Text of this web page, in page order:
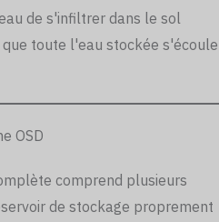
de s'infiltrer dans le sol
toute l'eau stockée s'écoule
OSD
comprend plusieurs
de stockage proprement